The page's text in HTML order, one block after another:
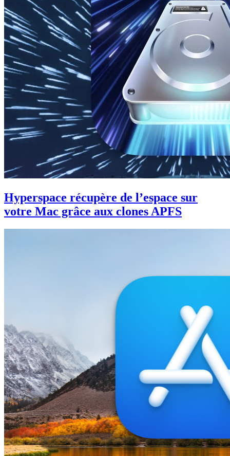
Hyperspace récupère de l’espace sur
votre Mac grâce aux clones APFS